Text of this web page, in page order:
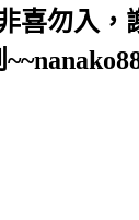
喜勿入，